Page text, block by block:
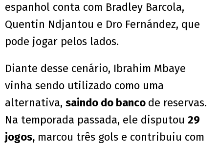
espanhol conta com Bradley Barcola,
Quentin Ndjantou e Dro Fernández, que
pode jogar pelos lados.
Diante desse cenário, Ibrahim Mbaye
vinha sendo utilizado como uma
alternativa, saindo do banco de reservas.
Na temporada passada, ele disputou 29
jogos, marcou três gols e contribuiu com